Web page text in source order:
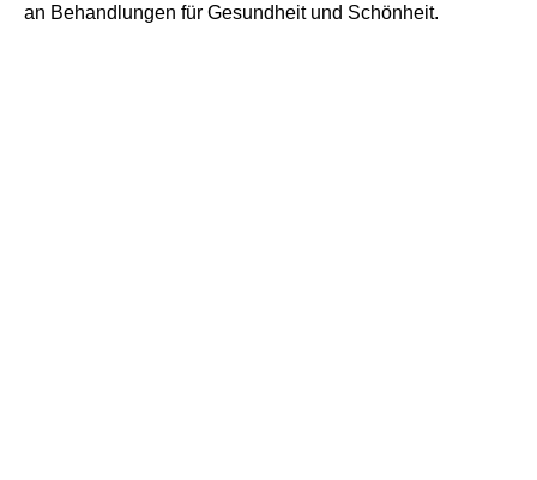
an Behandlungen für Gesundheit und Schönheit.